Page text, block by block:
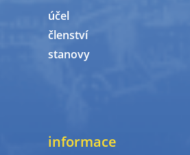
účel
členství
stanovy
informace